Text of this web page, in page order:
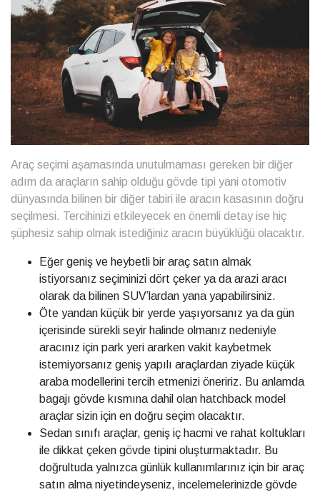
Araç seçimi aşamasında unutulmaması gereken bir diğer
adım da araçların sahip olduğu gövde tipi yani otomotiv
dünyasında bilinen bir diğer tabiri ile aracın kasasının doğru
seçilmesi. Tercihinizi etkileyecek en önemli detay ise hiç
şüphesiz sahip olmak istediğiniz aracın büyüklüğü olacaktır.
Eğer geniş ve heybetli bir araç satın almak
istiyorsanız seçiminizi dört çeker ya da arazi aracı
olarak da bilinen SUV’lardan yana yapabilirsiniz.
Öte yandan küçük bir yerde yaşıyorsanız ya da gün
içerisinde sürekli seyir halinde olmanız nedeniyle
aracınız için park yeri ararken vakit kaybetmek
istemiyorsanız geniş yapılı araçlardan ziyade küçük
araba modellerini tercih etmenizi öneririz. Bu anlamda
bagajı gövde kısmına dahil olan hatchback model
araçlar sizin için en doğru seçim olacaktır.
Sedan sınıfı araçlar, geniş iç hacmi ve rahat koltukları
ile dikkat çeken gövde tipini oluşturmaktadır. Bu
doğrultuda yalnızca günlük kullanımlarınız için bir araç
satın alma niyetindeyseniz, incelemelerinizde gövde